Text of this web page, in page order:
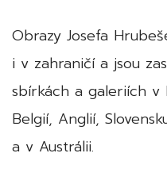
Obrazy Josefa
i v zahraničí a jsou
sbírkách a galeriích v
Belgií, Anglií,
a v Austrálii.